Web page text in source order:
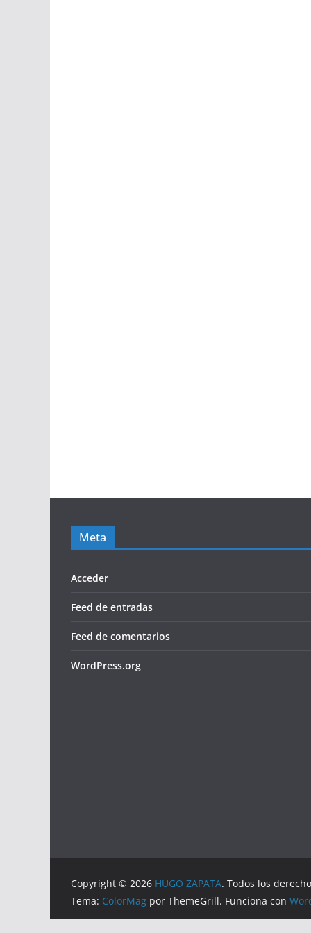
Meta
Acceder
Feed de entradas
Feed de comentarios
WordPress.org
Copyright © 2026 HUGO ZAPATA. Todos los
Tema: ColorMag por ThemeGrill. Funciona con